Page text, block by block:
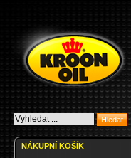
NÁKUPNÍ KOŠÍK